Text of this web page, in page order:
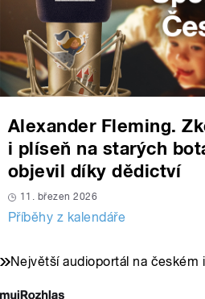
Alexander Fleming.
i plíseň na starých
objevil díky dědictví
11. březen 2026
Příběhy z kalendáře
Největší audioportál na českém